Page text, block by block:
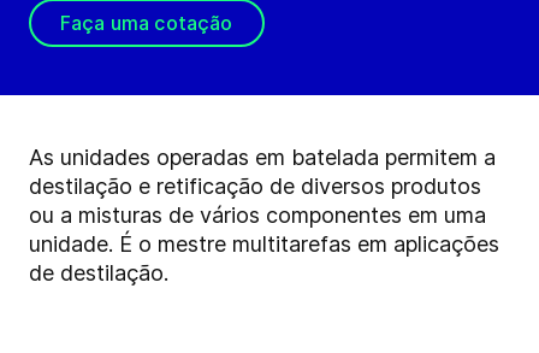
Faça uma cotação
As unidades operadas em batelada permitem a
destilação e retificação de diversos produtos
ou a misturas de vários componentes em uma
unidade. É o mestre multitarefas em aplicações
de destilação.